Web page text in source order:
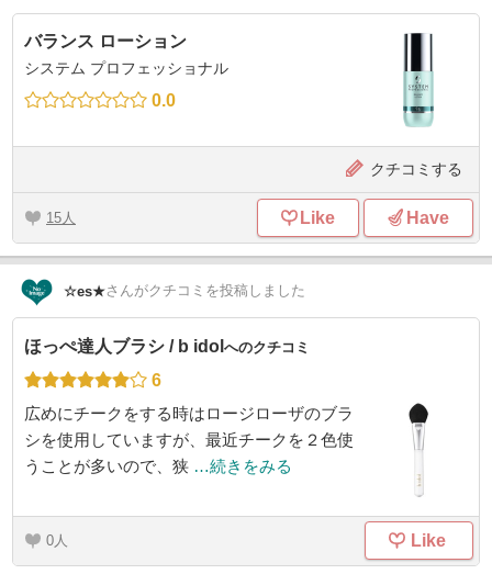
バランス ローション
システム プロフェッショナル
0.0
クチコミする
15 Like Have
☆es★さんがクチコミを投稿しました
ほっぺ達人ブラシ / b idol へのクチコミ
6
広めにチークをする時はロージローザのブラ
シを使用していますが、最近チークを２色使
うことが多いので、狭 …続きをみる
0 Like